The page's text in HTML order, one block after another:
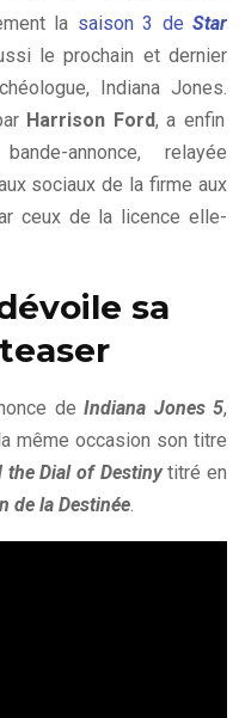
la saison 3 deStar
le prochain et dernier
Indiana Jones.
Harrison Ford, a enfin
annonce, relayée
sociaux de la firme aux
ceux de la licence elle-
sa
de Indiana Jones 5,
même occasion son titre
the Dial of Destinytitré en
de la Destinée.